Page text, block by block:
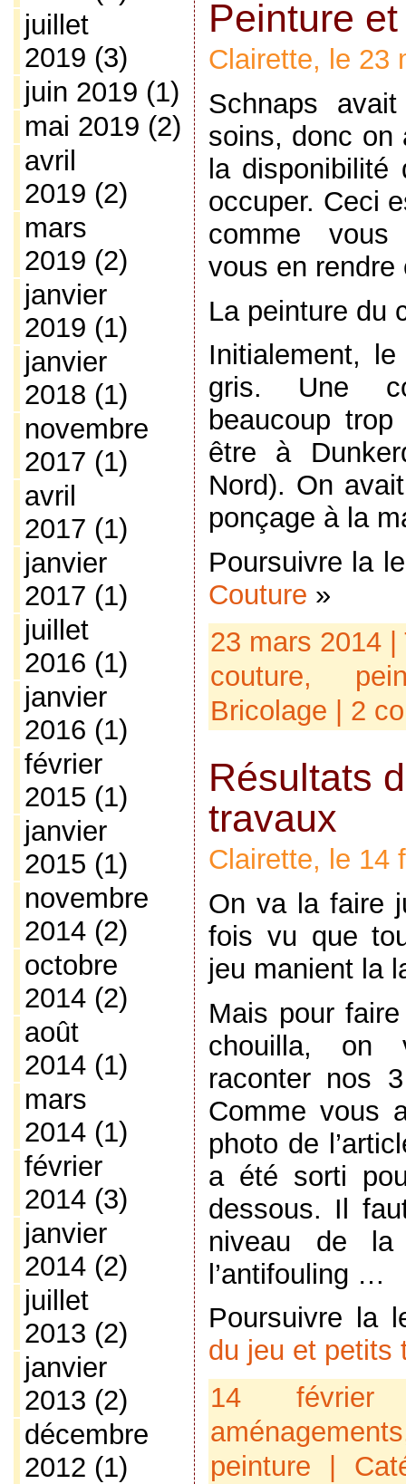
juillet
2019 (3)
juin 2019 (1)
mai 2019 (2)
avril
2019 (2)
mars
2019 (2)
janvier
2019 (1)
janvier
2018 (1)
novembre
2017 (1)
avril
2017 (1)
janvier
2017 (1)
juillet
2016 (1)
janvier
2016 (1)
février
2015 (1)
janvier
2015 (1)
novembre
2014(2)
octobre
2014(2)
août
2014(1)
mars
2014(1)
février
2014(3)
janvier
2014(2)
juillet
2013 (2)
janvier
2013 (2)
décembre
2012 (1)
Peinture
Clairette, le 23
Schnaps
soins, donc on
la disponibilité
occuper. Ceci
comme vous
vous en rendre
La peinture du
Initialement,
gris. Une
beaucoup
être à
Nord). On
ponçage à la
Poursuivre la
Couture »
23 mars 2014
couture,
Bricolage
2
Résultats
travaux
Clairette, le 14
On va la faire
fois vu que
jeu manient la
Mais pour
chouilla, on
raconter nos
Comme vous
photo de
a été sorti
dessous. Il
niveau de la
l’antifouling …
Poursuivre la
du jeu et petits
14
aménagements
peinture |